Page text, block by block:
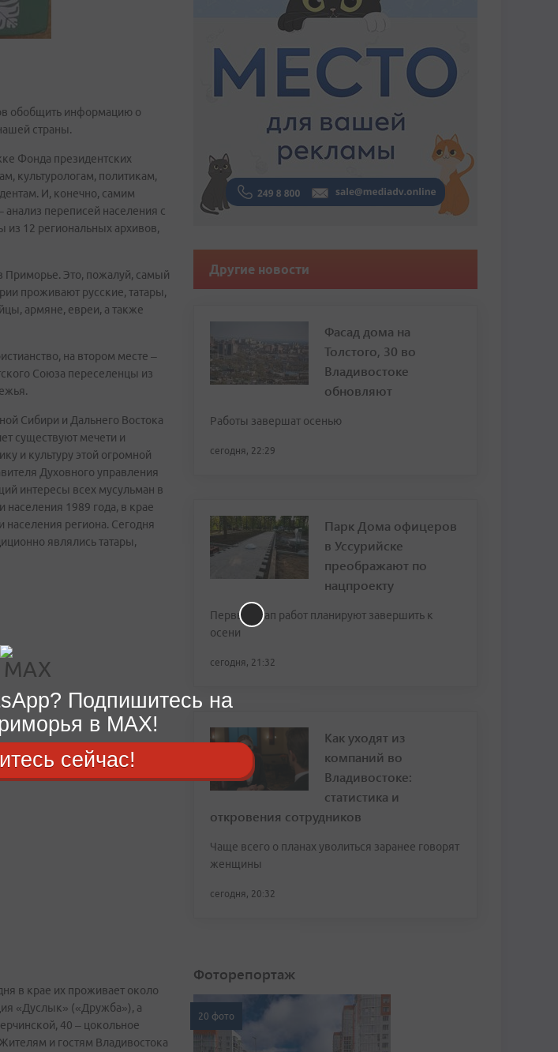
обобщить информацию о
страны.
Фонда президентских
культурологам, политикам,
И, конечно, самим
переписей населения с
из 12 региональных архивов,
Приморье. Это, пожалуй, самый
проживают русские, татары,
армяне, евреи, а также
на втором месте –
Союза переселенцы из
Сибири и Дальнего Востока
существуют мечети и
и культуру этой огромной
Духовного управления
интересы всех мусульман в
населения 1989 года, в крае
региона. Сегодня
являлись татары,
в крае их проживает около
«Дуслык» («Дружба»), а
40 – цокольное
и гостям Владивостока
Другие новости
Фасад дома на
Толстого, 30 во
Владивостоке
обновляют
Работы завершат осенью
сегодня, 22:29
Парк Дома офицеров
в Уссурийске
преображают по
нацпроекту
Первый этап работ планируют завершить к
осени
сегодня, 21:32
Как уходят из
компаний во
Владивостоке:
статистика и
откровения сотрудников
Чаще всего о планах уволиться заранее говорят
женщины
сегодня, 20:32
Фоторепортаж
20 фото
Подпишитесь на
в MAX!
сейчас!